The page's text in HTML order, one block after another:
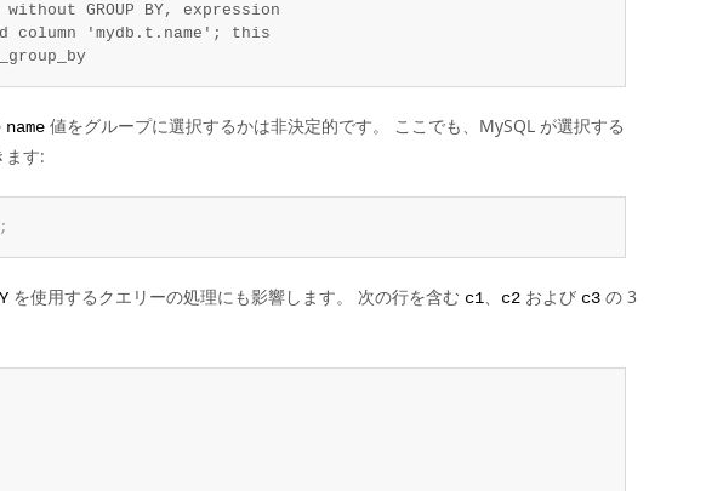
GROUP BY, expression
column 'mydb.t.name'; this
name 値をグループに選択するかは非決定的です。 ここでも、MySQL が選択する
ます:
;
を使用するクエリーの処理にも影響します。 次の行を含む c1、 c2 および c3 の 3